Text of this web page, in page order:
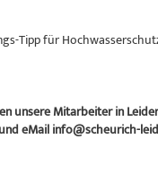
Tipp für
unsere Mitarbeiter in
eMail info@scheurich-